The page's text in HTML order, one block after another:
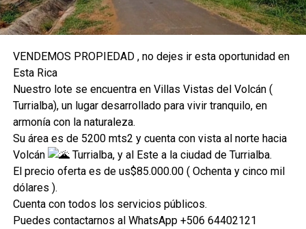
4 julio, 2023
En «Negocios»
familias de comunidades en
finca La Bretaña
En «Nacionales»
MACABRO | Seis cuerpos
calcinados son encontrados
en finca agrícola de Costa
Rica
19 octubre, 2021
En «Internacionales»
VENDEMOS PROPIEDAD , no dejes ir esta oportunidad en
Esta Rica
Nuestro lote se encuentra en Villas Vistas del Volcán (
Turrialba), un lugar desarrollado para vivir tranquilo, en
armonía con la naturaleza.
Su área es de 5200 mts2 y cuenta con vista al norte hacia
Volcán
Turrialba, y al Este a la ciudad de Turrialba.
El precio oferta es de us$85.000.00 ( Ochenta y cinco mil
dólares ).
Cuenta con todos los servicios públicos.
Puedes contactarnos al WhatsApp +506 64402121